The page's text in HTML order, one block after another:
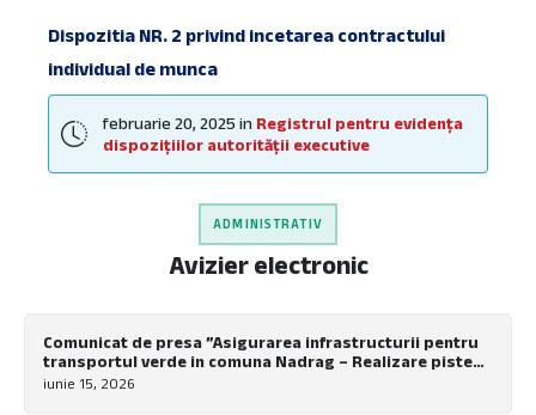
Dispozitia NR. 2 privind incetarea contractului
individual de munca
februarie 20, 2025 in Registrul pentru evidența
dispozițiilor autorității executive
ADMINISTRATIV
Avizier electronic
Comunicat de presa ”Asigurarea infrastructurii pentru
transportul verde in comuna Nadrag – Realizare piste
pentru biciclete la nivel local”
iunie 15, 2026